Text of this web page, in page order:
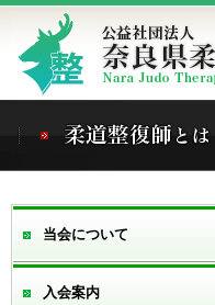
当会について
入会案内